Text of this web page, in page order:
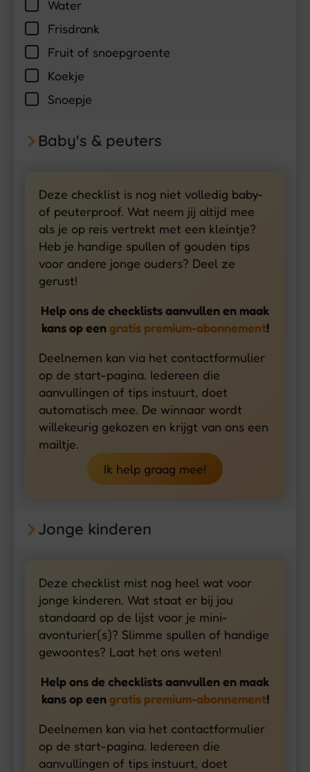
Water
Frisdrank
Fruit of snoepgroente
Koekje
Snoepje
Baby's & peuters
Deze checklist is nog niet volledig baby-
of peuterproof. Wat neem jij altijd mee
als je op reis vertrekt met een kleintje?
Heb je handige spullen of gouden tips
voor andere jonge ouders? Deel ze
gerust!
Help ons de checklists aanvullen en maak
kans op eengratis premium-abonnement!
Deelnemen kan via het contactformulier
op de start-pagina. Iedereen die
aanvullingen of tips instuurt, doet
automatisch mee. De winnaar wordt
willekeurig gekozen en krijgt van ons een
mailtje.
Ik help graag mee!
Jonge kinderen
Deze checklist mist nog heel wat voor
jonge kinderen. Wat staat er bij jou
standaard op de lijst voor je mini-
avonturier(s)? Slimme spullen of handige
gewoontes? Laat het ons weten!
Help ons de checklists aanvullen en maak
kans op eengratis premium-abonnement!
Deelnemen kan via het contactformulier
op de start-pagina. Iedereen die
aanvullingen of tips instuurt, doet